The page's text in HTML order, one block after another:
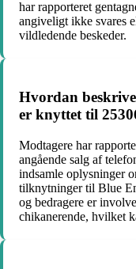
har rapporteret
angiveligt ikke svares
vildledende beskeder.
Hvordan
er knyttet til
Modtagere har
angående salg af
indsamle oplysninger
tilknytninger til Blue
og bedragere er
chikanerende, hvilket